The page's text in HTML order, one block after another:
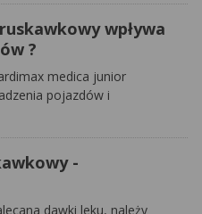
wpływa
?
medica junior
pojazdów i
-
dawki leku, należy